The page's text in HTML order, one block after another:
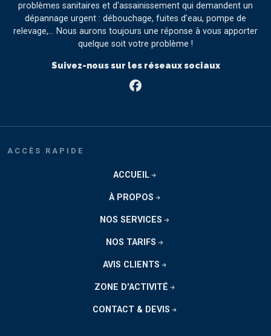
problèmes sanitaires et d'assainissement qui demandent un
dépannage urgent : débouchage, fuites d’eau, pompe de
relevage,… Nous aurons toujours une réponse à vous apporter
quelque soit votre problème !
Suivez-nous sur les réseaux sociaux
Facebook
ACCÈS RAPIDE
ACCUEIL
À PROPOS
NOS SERVICES
NOS TARIFS
AVIS CLIENTS
ZONE D'ACTIVITÉ
CONTACT & DEVIS